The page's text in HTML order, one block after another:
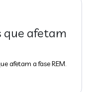
que afetam
afetam a fase REM.